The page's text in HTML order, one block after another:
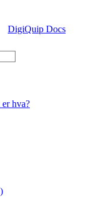
DigiQuip Docs
hva?